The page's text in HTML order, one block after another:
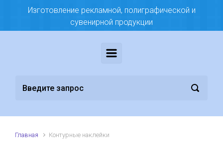
Изготовление рекламной, полиграфической и
сувенирной продукции
Главная Контурные наклейки